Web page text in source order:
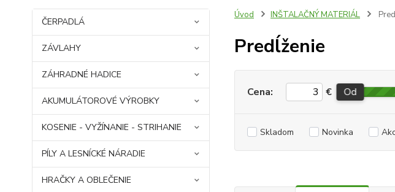
ČERPADLÁ
ZÁVLAHY
ZÁHRADNÉ HADICE
AKUMULÁTOROVÉ VÝROBKY
KOSENIE - VYŽÍNANIE - STRIHANIE
PÍLY A LESNÍCKÉ NÁRADIE
HRAČKY A OBLEČENIE
Úvod INŠTALAČNÝ MATERIÁL
Predĺženie
Cena: € Od
Skladom Novinka